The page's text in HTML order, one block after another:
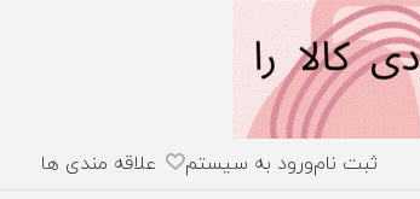
ثبت نامورود به سیستم علاقه مندی ها